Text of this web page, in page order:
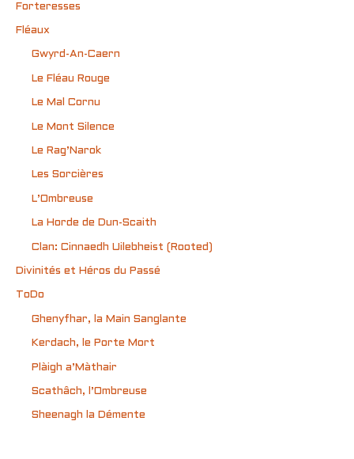
Forteresses
Fléaux
Gwyrd-An-Caern
Le Fléau Rouge
Le Mal Cornu
Le Mont Silence
Le Rag’Narok
Les Sorcières
L’Ombreuse
La Horde de Dun-Scaith
Clan: Cinnaedh Uilebheist (Rooted)
Divinités et Héros du Passé
ToDo
Ghenyfhar, la Main Sanglante
Kerdach, le Porte Mort
Plàigh a’Màthair
Scathâch, l’Ombreuse
Sheenagh la Démente